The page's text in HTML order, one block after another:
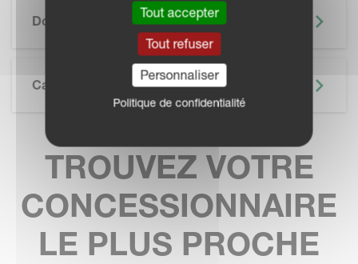
Documentation
Caractéristiques Techniques
TROUVEZ VOTRE
CONCESSIONNAIRE
LE PLUS PROCHE
Tout accepter
Tout refuser
Personnaliser
Politique de confidentialité